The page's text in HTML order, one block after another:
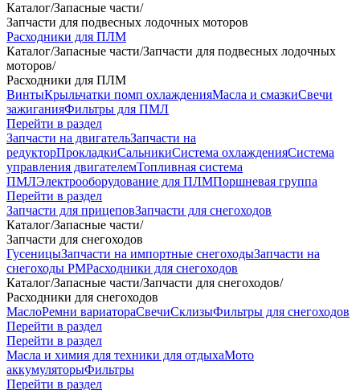
Каталог/Запасные части/
Запчасти для подвесных лодочных моторов
Расходники для ПЛМ
Каталог/Запасные части/Запчасти для подвесных лодочных
моторов/
Расходники для ПЛМ
ВинтыКрыльчатки помп охлажденияМасла и смазкиСвечи
зажиганияФильтры для ПМЛ
Перейти в раздел
Запчасти на двигательЗапчасти на
редукторПрокладкиСальникиСистема охлажденияСистема
управления двигателемТопливная система
ПМЛЭлектрооборудование для ПЛМПоршневая группа
Перейти в раздел
Запчасти для прицеповЗапчасти для снегоходов
Каталог/Запасные части/
Запчасти для снегоходов
ГусеницыЗапчасти на импортные снегоходыЗапчасти на
снегоходы РМРасходники для снегоходов
Каталог/Запасные части/Запчасти для снегоходов/
Расходники для снегоходов
МаслоРемни вариатораСвечиСклизыФильтры для снегоходов
Перейти в раздел
Перейти в раздел
Масла и химия для техники для отдыхаМото
аккумуляторыФильтры
Перейти в раздел